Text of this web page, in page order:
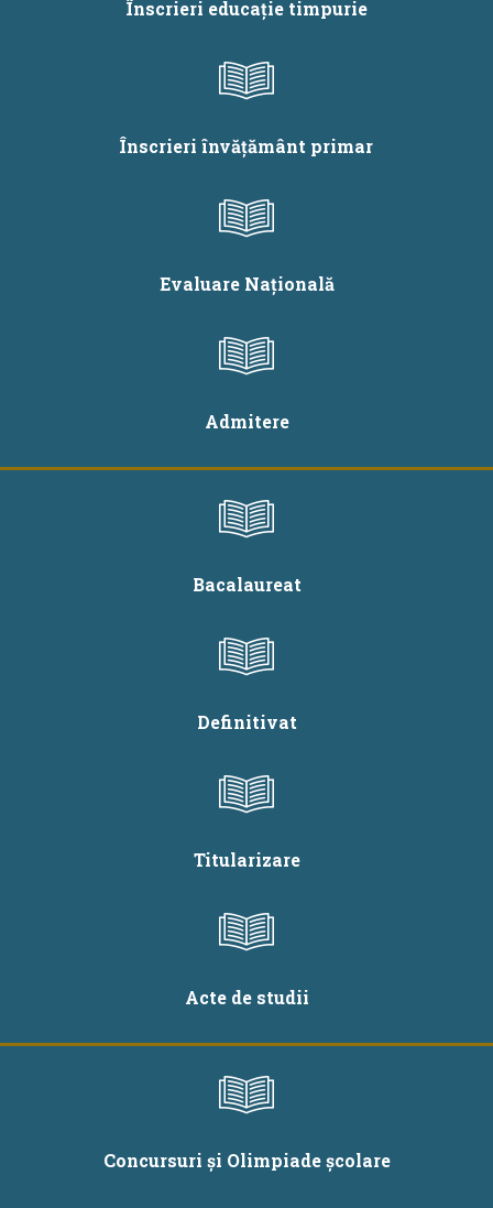
limbii și literaturii
Înscrieri educație timpurie
Înscrieri învățământ primar
Evaluare Națională
Admitere
Bacalaureat
Definitivat
Titularizare
Acte de studii
Concursuri și Olimpiade școlare